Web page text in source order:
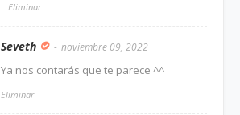
Eliminar
Seveth noviembre 09, 2022
Ya nos contarás que te parece ^^
Eliminar